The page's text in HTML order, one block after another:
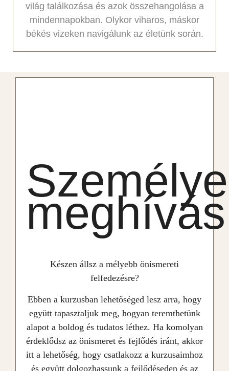
világ találkozása és azok összehangolása a
mindennapokban. Olykor viharos, máskor
békés vizeken navigálunk az életünk során.
Készen állsz a mélyebb önismereti
felfedezésre?
Ebben a kurzusban lehetőséged lesz arra, hogy
együtt tapasztaljuk meg, hogyan teremthetünk
alapot a boldog és tudatos léthez. Ha komolyan
érdeklődsz az önismeret és fejlődés iránt, akkor
itt a lehetőség, hogy csatlakozz a kurzusaimhoz
és együtt dolgozhassunk a fejlődéseden és az